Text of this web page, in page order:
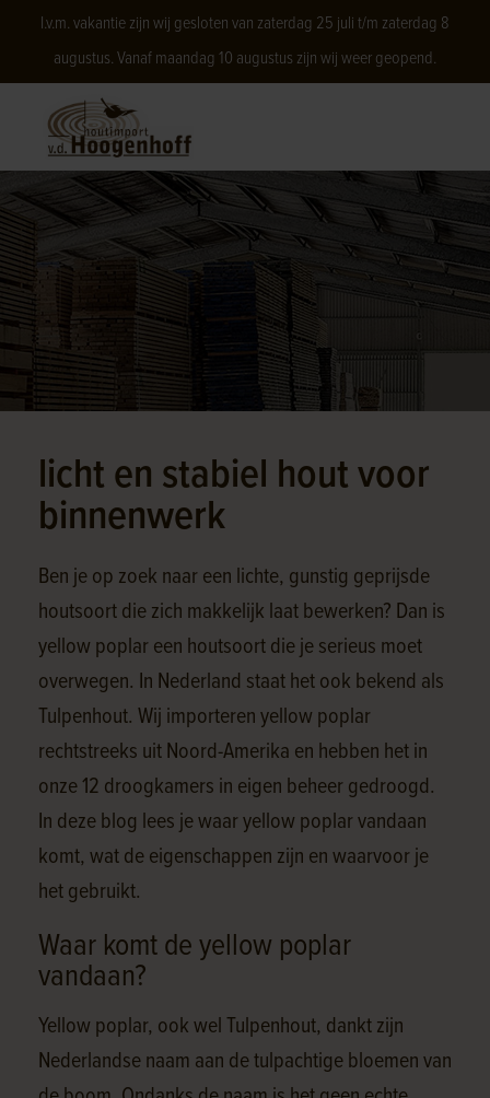
I.v.m. vakantie zijn wij gesloten van zaterdag 25 juli t/m zaterdag 8
augustus. Vanaf maandag 10 augustus zijn wij weer geopend.
licht en stabiel hout voor
binnenwerk
Ben je op zoek naar een lichte, gunstig geprijsde
houtsoort die zich makkelijk laat bewerken? Dan is
yellow poplar een houtsoort die je serieus moet
overwegen. In Nederland staat het ook bekend als
Tulpenhout. Wij importeren yellow poplar
rechtstreeks uit Noord-Amerika en hebben het in
onze 12 droogkamers in eigen beheer gedroogd.
In deze blog lees je waar yellow poplar vandaan
komt, wat de eigenschappen zijn en waarvoor je
het gebruikt.
Waar komt de yellow poplar
vandaan?
Yellow poplar, ook wel Tulpenhout, dankt zijn
Nederlandse naam aan de tulpachtige bloemen van